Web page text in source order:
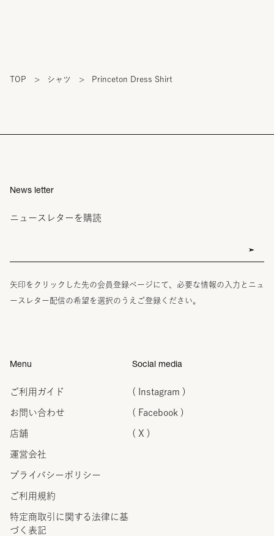
TOP > シャツ > Princeton Dress Shirt
News letter
ニュースレターを購読
矢印をクリックした先の会員登録ページにて、必要な情報の入力とニュ
ースレター配信の希望を選択のうえご登録ください。
Menu
ご利用ガイド
お問い合わせ
店舗
運営会社
プライバシーポリシー
ご利用規約
特定商取引に関する法律に 基
づく表記
Social media
( Instagram )
( Facebook )
( X )